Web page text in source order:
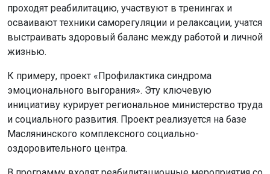
проходят реабилитацию, участвуют в тренингах и
осваивают техники саморегуляции и релаксации, учатся
выстраивать здоровый баланс между работой и личной
жизнью.
К примеру, проект «Профилактика синдрома
эмоционального выгорания». Эту ключевую
инициативу курирует региональное министерство труда
и социального развития. Проект реализуется на базе
Маслянинского комплексного социально-
оздоровительного центра.